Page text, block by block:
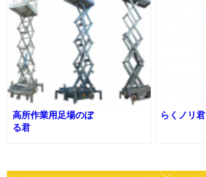
高所作業用足場のぼ
る君
らくノリ君